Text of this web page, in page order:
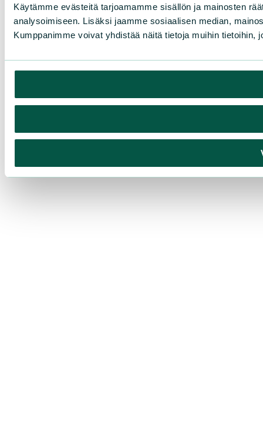
Käytämme evästeitä tarjoamamme sisällön ja mainosten
analysoimiseen. Lisäksi jaamme sosiaalisen median,
Kumppanimme voivat yhdistää näitä tietoja muihin tietoihin,